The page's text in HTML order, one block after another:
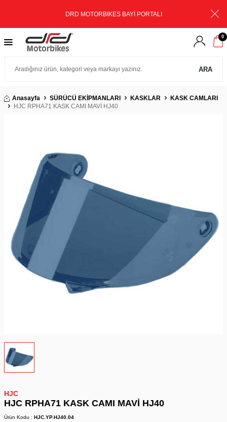
DRD MOTORBIKES BAYİ PORTALI
ARA
0
Anasayfa SÜRÜCÜ EKİPMANLARI KASKLAR
KASK CAMLARI
HJC RPHA71 KASK CAMI MAVİ HJ40
HJC
HJC RPHA71 KASK CAMI MAVİ HJ40
Ürün Kodu : HJC.YP.HJ40.04